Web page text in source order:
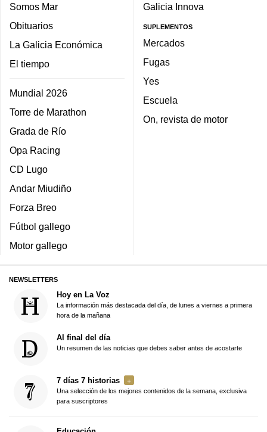
Somos Mar
Obituarios
La Galicia Económica
El tiempo
Mundial 2026
Torre de Marathon
Grada de Río
Opa Racing
CD Lugo
Andar Miudiño
Forza Breo
Fútbol gallego
Motor gallego
Galicia Innova
SUPLEMENTOS
Mercados
Fugas
Yes
Escuela
On, revista de motor
NEWSLETTERS
Hoy en La Voz
La información más destacada del día, de lunes a viernes a primera
hora de la mañana
Al final del día
Un resumen de las noticias que debes saber antes de acostarte
7 días 7 historias
Una selección de los mejores contenidos de la semana, exclusiva
para suscriptores